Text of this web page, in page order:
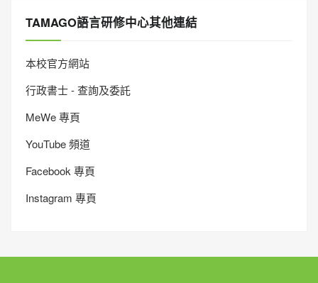
TAMAGO語言研修中心其他連結
本校官方網站
行政書士 - 查詢及委託
MeWe 專頁
YouTube 頻道
Facebook 專頁
Instagram 專頁